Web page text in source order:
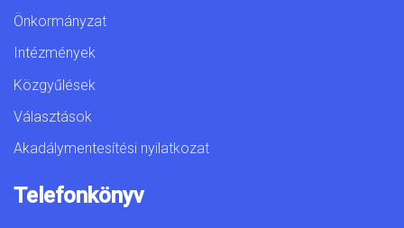
Önkormányzat
Intézmények
Közgyűlések
Választások
Akadálymentesítési nyilatkozat
Telefonkönyv